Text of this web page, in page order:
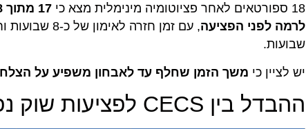
18 ספורטאים לאחר פציוטומיה מינימלית מצא כי
לרמה לפני הפציעה
שבועות.
יש לציין כי משך הזמן שחלף עד לאבחון משפיע על
ההבדל בין CECS לפציעות שוק נפוצות אחרות